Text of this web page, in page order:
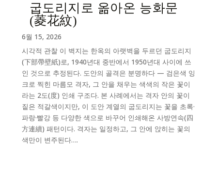
굽도리지로 옮아온 능화문
(菱花紋)
6월 15, 2026
시각적 관찰 이 벽지는 한옥의 아랫벽을 두르던 굽도리지
(下部帶壁紙)로, 1940년대 중반에서 1950년대 사이에 쓰
인 것으로 추정된다. 도안의 골격은 분명하다 — 검은색 잉
크로 찍힌 마름모 격자, 그 안을 채우는 색색의 작은 꽃이
라는 2도(度) 인쇄 구조다. 본 사례에서는 격자 안의 꽃이
짙은 적갈색이지만, 이 도안 계열의 굽도리지는 꽃을 초록·
파랑·빨강 등 다양한 색으로 바꾸어 인쇄해온 사방연속(四
方連續) 패턴이다. 격자는 일정하고, 그 안에 앉히는 꽃의
색만이 변주된다….